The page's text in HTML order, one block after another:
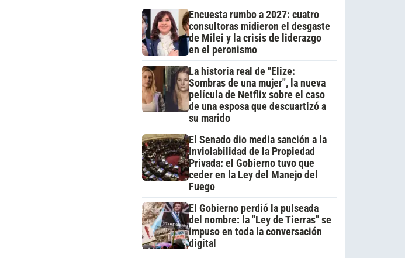
Encuesta rumbo a 2027: cuatro
consultoras midieron el desgaste
de Milei y la crisis de liderazgo
en el peronismo
La historia real de "Elize:
Sombras de una mujer", la nueva
película de Netflix sobre el caso
de una esposa que descuartizó a
su marido
El Senado dio media sanción a la
Inviolabilidad de la Propiedad
Privada: el Gobierno tuvo que
ceder en la Ley del Manejo del
Fuego
El Gobierno perdió la pulseada
del nombre: la "Ley de Tierras" se
impuso en toda la conversación
digital